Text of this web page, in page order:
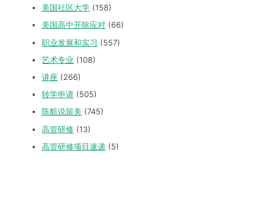
美国社区大学 (158)
美国高中开除应对 (66)
职业发展和实习 (557)
艺术专业 (108)
讲座 (266)
转学申请 (505)
陈航说留美 (745)
高管研修 (13)
高管研修项目速递 (5)